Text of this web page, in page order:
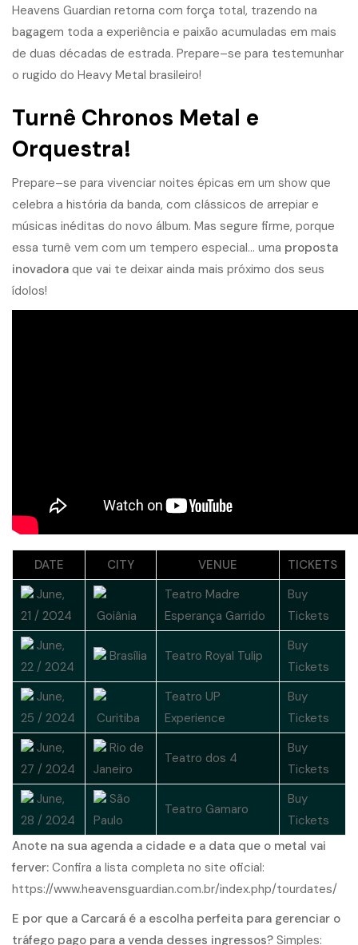
Heavens Guardian retorna com força total, trazendo na
bagagem toda a experiência e paixão acumuladas em mais
de duas décadas de estrada. Prepare–se para testemunhar
o rugido do Heavy Metal brasileiro!
Turnê Chronos Metal e
Orquestra!
Prepare–se para vivenciar noites épicas em um show que
celebra a história da banda, com clássicos de arrepiar e
músicas inéditas do novo álbum. Mas segure frme, porque
essa turnê vem com um tempero especial... uma proposta
inovadora que vai te deixar ainda mais próximo dos seus
ídolos!
DATE CITY VENUE
TICKETS
June,
21 / 2024
Goiânia
Teatro Madre
Esperança Garrido
Buy
Tickets
June,
22 / 2024
Brasília Teatro Royal Tulip
Buy
Tickets
June,
25 / 2024
Curitiba
Teatro UP
Experience
Buy
Tickets
June,
27 / 2024
Rio de
Janeiro
Teatro dos 4
Buy
Tickets
June,
28 / 2024
São
Paulo
Teatro Gamaro
Buy
Tickets
Anote na sua agenda a cidade e a data que o metal vai
ferver: Confra a lista completa no site ofcial:
https://www.heavensguardian.com.br/index.php/tourdates/
E por que a Carcará é a escolha perfeita para gerenciar o
tráfego pago para a venda desses ingressos? Simples: